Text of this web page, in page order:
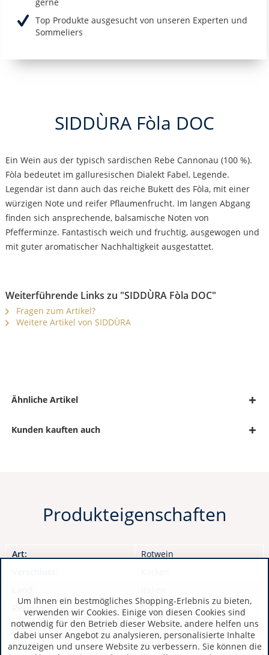
Top Produkte ausgesucht von unseren Experten und
Sommeliers
SIDDÙRA Fòla DOC
Ein Wein aus der typisch sardischen Rebe Cannonau (100 %).
Fòla bedeutet im galluresischen Dialekt Fabel, Legende.
Legendär ist dann auch das reiche Bukett des Fòla, mit einer
würzigen Note und reifer Pflaumenfrucht. Im langen Abgang
finden sich ansprechende, balsamische Noten von
Pfefferminze. Fantastisch weich und fruchtig, ausgewogen und
mit guter aromatischer Nachhaltigkeit ausgestattet.
Weiterführende Links zu "SIDDÙRA Fòla DOC"
Fragen zum Artikel?
Weitere Artikel von SIDDÙRA
Ähnliche Artikel
Kunden kauften auch
Produkteigenschaften
Art:
Rotwein
Region:
Sardinien
Qualität:
DOC
Farbe:
Rot
Um Ihnen ein bestmögliches Shopping-Erlebnis zu bieten,
verwenden wir Cookies. Einige von diesen Cookies sind
notwendig für den Betrieb dieser Website, andere helfen uns
dabei unser Angebot zu analysieren, personalisierte Inhalte
anzuzeigen und unsere Website zu verbessern. Sie können die